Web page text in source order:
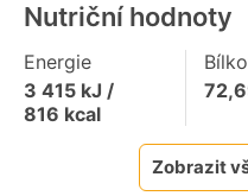
Nutriční hodnoty
Energie
3 415 kJ /
816 kcal
Zobrazit